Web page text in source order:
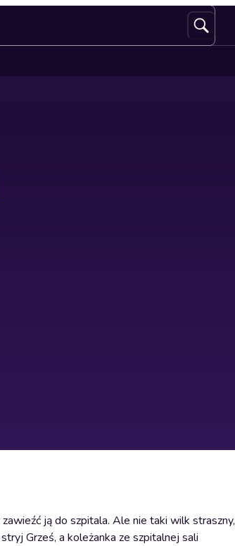
ją do szpitala. Ale nie taki wilk straszny,
Grześ, a koleżanka ze szpitalnej sali